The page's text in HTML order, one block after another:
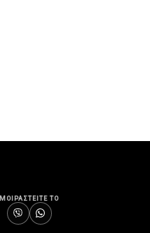
ΜΟΙΡΑΣΤΕΙΤΕ ΤΟ